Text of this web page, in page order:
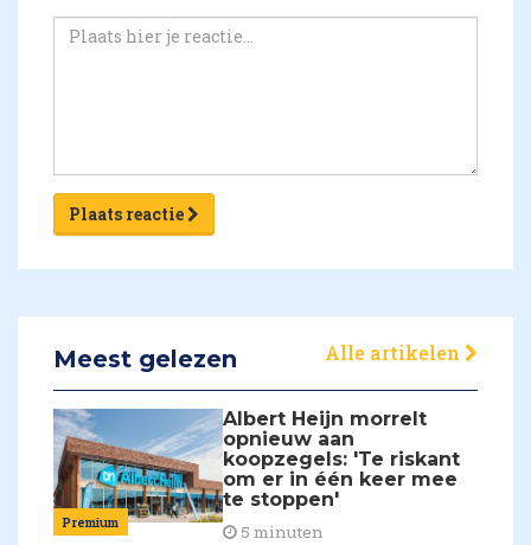
Plaats reactie
Meest gelezen Alle artikelen
Premium
Albert Heijn morrelt
opnieuw aan
koopzegels: 'Te riskant
om er in één keer mee
te stoppen'
5 minuten